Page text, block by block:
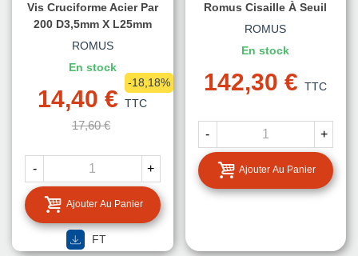
Vis Cruciforme Acier Par
200 D3,5mm X L25mm
ROMUS
En stock
14,40 € TTC
17,60 €
-18,18%
- +
Ajouter Au Panier
FT
Romus Cisaille À Seuil
ROMUS
En stock
142,30 € TTC
- +
Ajouter Au Panier